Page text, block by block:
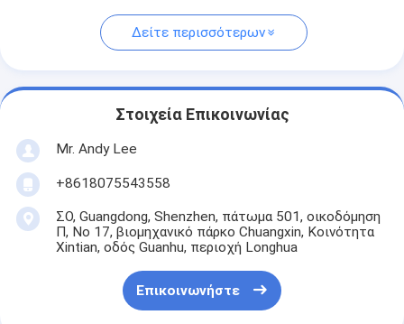
Δείτε περισσότερων
Στοιχεία Επικοινωνίας
Mr. Andy Lee
+8618075543558
ΣΟ, Guangdong, Shenzhen, πάτωμα 501, οικοδόμηση
Π, Νο 17, βιομηχανικό πάρκο Chuangxin, Κοινότητα
Xintian, οδός Guanhu, περιοχή Longhua
Επικοινωνήστε